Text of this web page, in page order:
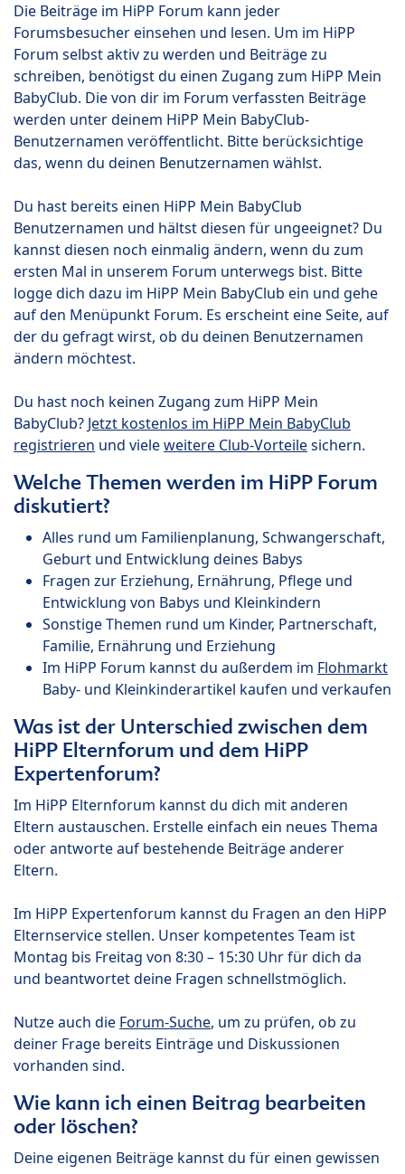
Die Beiträge im HiPP Forum kann jeder
Forumsbesucher einsehen und lesen. Um im HiPP
Forum selbst aktiv zu werden und Beiträge zu
schreiben, benötigst du einen Zugang zum HiPP Mein
BabyClub. Die von dir im Forum verfassten Beiträge
werden unter deinem HiPP Mein BabyClub-
Benutzernamen veröffentlicht. Bitte berücksichtige
das, wenn du deinen Benutzernamen wählst.
Du hast bereits einen HiPP Mein BabyClub
Benutzernamen und hältst diesen für ungeeignet? Du
kannst diesen noch einmalig ändern, wenn du zum
ersten Mal in unserem Forum unterwegs bist. Bitte
logge dich dazu im HiPP Mein BabyClub ein und gehe
auf den Menüpunkt Forum. Es erscheint eine Seite, auf
der du gefragt wirst, ob du deinen Benutzernamen
ändern möchtest.
Du hast noch keinen Zugang zum HiPP Mein
BabyClub? Jetzt kostenlos im HiPP Mein BabyClub
registrieren und vieleweitere Club-Vorteilesichern.
Welche Themen werden im HiPP Forum
diskutiert?
Alles rund um Familienplanung, Schwangerschaft,
Geburt und Entwicklung deines Babys
Fragen zur Erziehung, Ernährung, Pflege und
Entwicklung von Babys und Kleinkindern
Sonstige Themen rund um Kinder, Partnerschaft,
Familie, Ernährung und Erziehung
Im HiPP Forum kannst du außerdem im Flohmarkt
Baby- und Kleinkinderartikel kaufen und verkaufen
Was ist der Unterschied zwischen dem
HiPP Elternforum und dem HiPP
Expertenforum?
Im HiPP Elternforum kannst du dich mit anderen
Eltern austauschen. Erstelle einfach ein neues Thema
oder antworte auf bestehende Beiträge anderer
Eltern.
Im HiPP Expertenforum kannst du Fragen an den HiPP
Elternservice stellen. Unser kompetentes Team ist
Montag bis Freitag von 8:30 – 15:30 Uhr für dich da
und beantwortet deine Fragen schnellstmöglich.
Nutze auch die Forum-Suche, um zu prüfen, ob zu
deiner Frage bereits Einträge und Diskussionen
vorhanden sind.
Wie kann ich einen Beitrag bearbeiten
oder löschen?
Deine eigenen Beiträge kannst du für einen gewissen